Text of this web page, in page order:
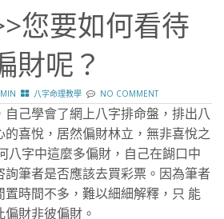
您要如何看待
財呢？
八字命理教學 NO COMMENT
己學會了網上八字排命盤，排出八
喜悅，居然偏財林立，無非喜悅之
八字中這麼多偏財，自己在餬口中
筆者是否應該去買彩票。因為筆者
時間不多，難以細細解釋，只 能
財非彼偏財。